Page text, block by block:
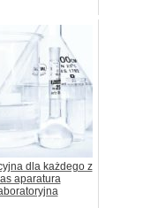
dla każdego z
aparatura